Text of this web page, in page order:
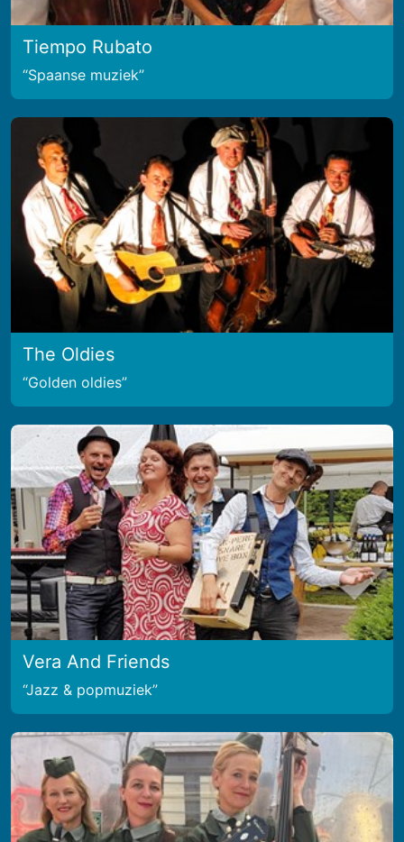
Tiempo Rubato
Spaanse muziek
The Oldies
Golden oldies
Vera And Friends
Jazz & popmuziek